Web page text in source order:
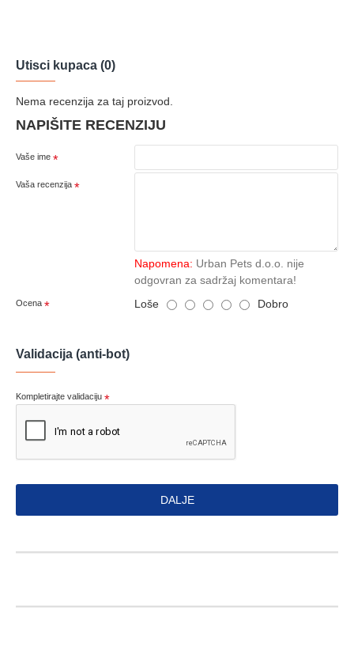
Utisci kupaca (0)
Nema recenzija za taj proizvod.
NAPIŠITE RECENZIJU
Vaše ime
Vaša recenzija
Napomena: Urban Pets d.o.o. nije
odgovran za sadržaj komentara!
Ocena Loše Dobro
Validacija (anti-bot)
Kompletirajte validaciju
DALJE